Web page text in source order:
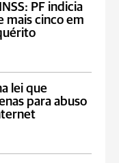
PF indicia
mais cinco em
lei que
para abuso